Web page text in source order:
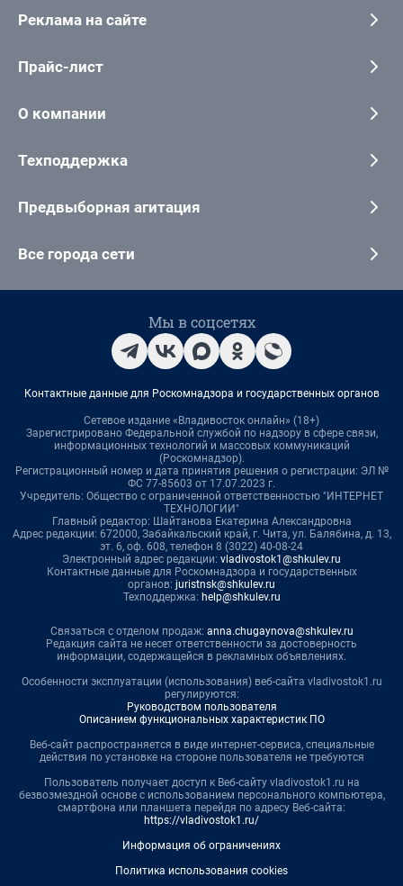
Реклама на сайте
Прайс-лист
О компании
Техподдержка
Предвыборная агитация
Все города сети
Мы в соцсетях
Контактные данные для Роскомнадзора и государственных органов
Сетевое издание «Владивосток онлайн» (18+)
Зарегистрировано Федеральной службой по надзору в сфере связи,
информационных технологий и массовых коммуникаций
(Роскомнадзор).
Регистрационный номер и дата принятия решения о регистрации: ЭЛ №
ФС 77-85603 от 17.07.2023 г.
Учредитель: Общество с ограниченной ответственностью "ИНТЕРНЕТ
ТЕХНОЛОГИИ"
Главный редактор: Шайтанова Екатерина Александровна
Адрес редакции: 672000, Забайкальский край, г. Чита, ул. Балябина, д. 13,
эт. 6, оф. 608, телефон 8 (3022) 40-08-24
Электронный адрес редакции: vladivostok1@shkulev.ru
Контактные данные для Роскомнадзора и государственных
органов: juristnsk@shkulev.ru
Техподдержка: help@shkulev.ru
Связаться с отделом продаж: anna.chugaynova@shkulev.ru
Редакция сайта не несет ответственности за достоверность
информации, содержащейся в рекламных объявлениях.
Особенности эксплуатации (использования) веб-сайта vladivostok1.ru
регулируются:
Руководством пользователя
Описанием функциональных характеристик ПО
Веб-сайт распространяется в виде интернет-сервиса, специальные
действия по установке на стороне пользователя не требуются
Пользователь получает доступ к Веб-сайту vladivostok1.ru на
безвозмездной основе с использованием персонального компьютера,
смартфона или планшета перейдя по адресу Веб-сайта:
https://vladivostok1.ru/
Информация об ограничениях
Политика использования cookies